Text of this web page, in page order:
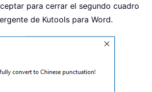
para cerrar el segundo cuadro
de Kutools para Word.